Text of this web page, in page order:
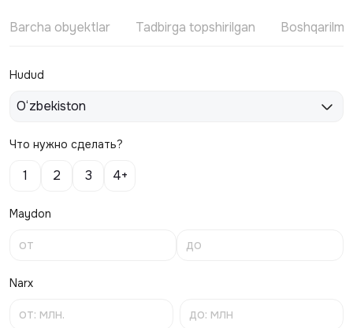
Barcha obyektlar Tadbirga topshirilgan
Hudud
O‘zbekiston
Что нужно сделать?
1 2 3 4+
Maydon
Narx